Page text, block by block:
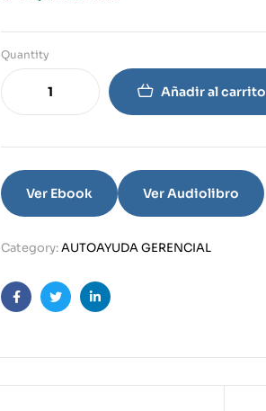
Quantity
Añadir al carrito
Ver Ebook Ver Audiolibro
Category:AUTOAYUDA GERENCIAL
FacebookTwitterLinkedin